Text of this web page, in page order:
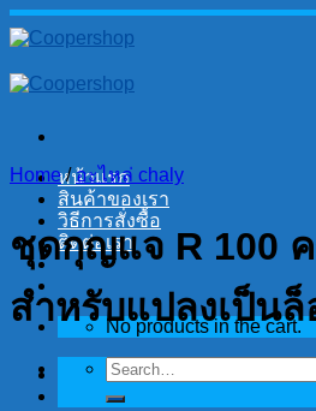
Skip
to
หน้าแรก
สินค้าของเรา
วิธีการสั่งซื้อ
ติดต่อเรา
No products in the cart.
Search
for:
Home / อะไหล่ chaly
ชุดกุญแจ R 100
สำหรับแปลงเป็นล็